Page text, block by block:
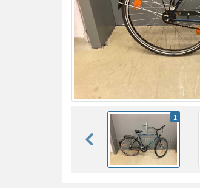
zurück blättern
1